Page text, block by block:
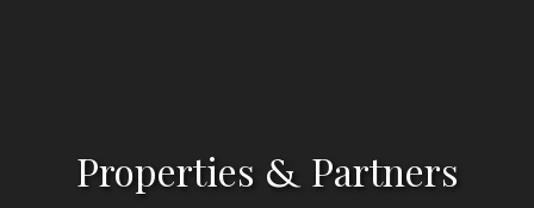
Properties & Partners